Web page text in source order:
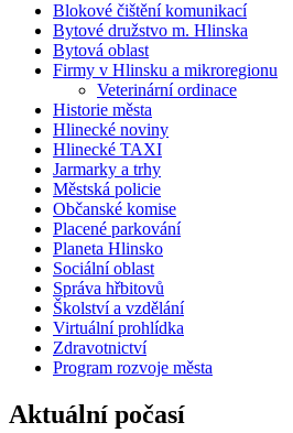
Blokové čištění komunikací
Bytové družstvo m. Hlinska
Bytová oblast
Firmy v Hlinsku a mikroregionu
Veterinární ordinace
Historie města
Hlinecké noviny
Hlinecké TAXI
Jarmarky a trhy
Městská policie
Občanské komise
Placené parkování
Planeta Hlinsko
Sociální oblast
Správa hřbitovů
Školství a vzdělání
Virtuální prohlídka
Zdravotnictví
Program rozvoje města
Aktuální počasí